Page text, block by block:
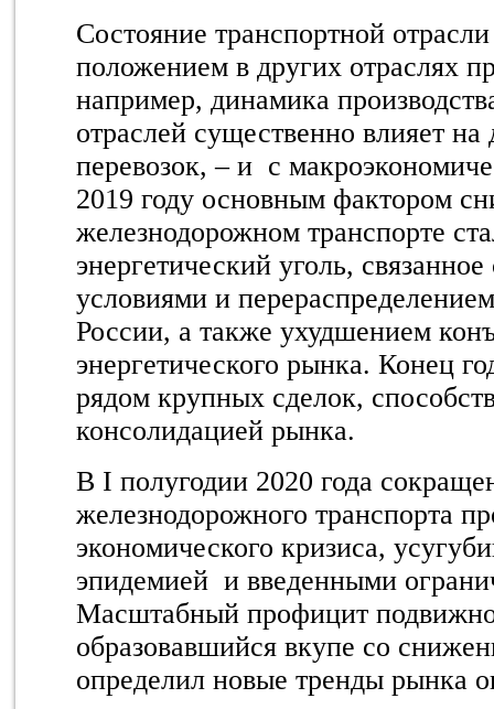
Состояние транспортной
положением в других отраслях
например, динамика
отраслей существенно влияет
перевозок, – и с
2019 году основным фактором
железнодорожном транспорте
энергетический уголь,
условиями и
России, а также ухудшением
энергетического рынка. Конец
рядом крупных сделок,
консолидацией рынка.
В I полугодии 2020 года
железнодорожного транспорта
экономического кризиса,
эпидемией и введенными
Масштабный профицит
образовавшийся вкупе со
определил новые тренды рынка